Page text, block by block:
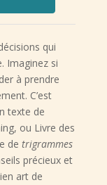
qui
Imaginez si
à prendre
C’est
texte de
ou Livre des
de trigrammes
précieux et
art de